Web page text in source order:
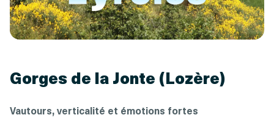
Gorges de la Jonte (Lozère)
Vautours, verticalité et émotions fortes